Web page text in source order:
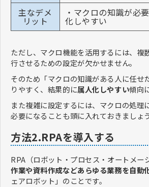
主なデメ
リット
・マクロの知識が必
化しやすい
ただし、マクロ機能を活用するには、複
行させるための設定が欠かせません。
そのため「マクロの知識がある人に任せ
りやすく、結果的に属人化しやすい傾向
また複雑に設定するには、マクロの処理
必要になることも頭に入れておきましょう
方法2.RPAを導入する
RPA（ロボット・プロセス・オートメー
作業や資料作成などあらゆる業務を自動
ェアロボット」のことです。